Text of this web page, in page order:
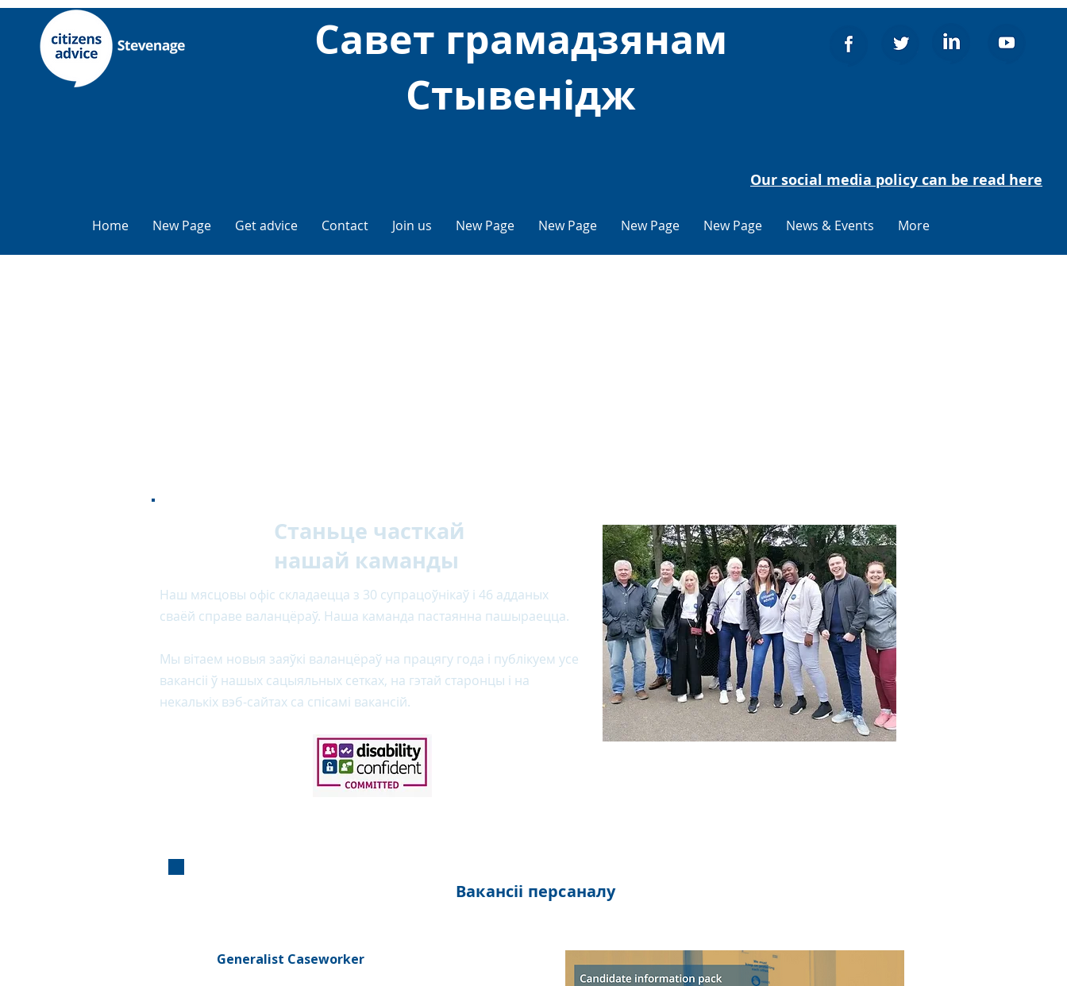
Савет грамадзянам
Стывенідж
Our social media policy can be read here
Home New Page Get advice Contact Join us New Page New Page New Page New Page News & Events More
Станьце часткай
нашай каманды
Наш мясцовы офіс складаецца з 30 супрацоўнікаў і 46 адданых
сваёй справе валанцёраў. Наша каманда пастаянна пашыраецца.
Мы вітаем новыя заяўкі валанцёраў на працягу года і публікуем усе
вакансіі ў нашых сацыяльных сетках, на гэтай старонцы і на
некалькіх вэб-сайтах са спісамі вакансій.
Вакансіі персаналу
Generalist Caseworker